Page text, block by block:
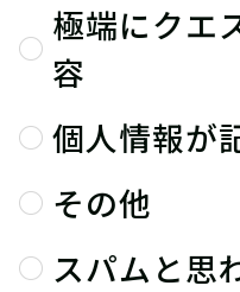
極端にクエ
容
個人情報が
その他
スパムと思